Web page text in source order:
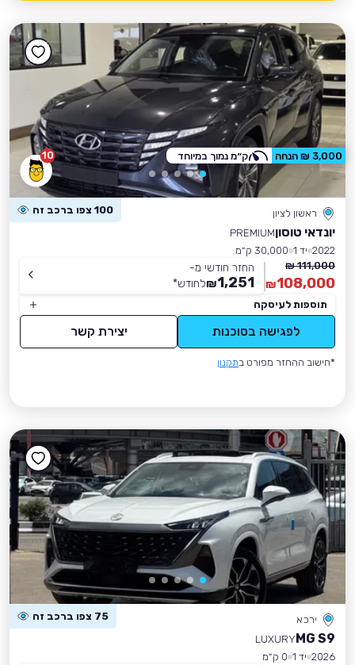
10
ראשון לציון 100 צפו ברכב זה
יונדאי טוסוןPREMIUM
2022 יד 1
30,000 ק״מ
111,000 ₪
108,000
₪
החזר חודשי מ-
1,251
₪לחודש*
תוספות לעיסקה
לפגישה בסוכנות יצירת קשר
*חישוב ההחזר מפורט בתקנון
3,000 ₪ הנחה ק״מ נמוך במיוחד
ירכא 75 צפו ברכב זה
MG S9
LUXURY
2026 יד 1
0 ק״מ